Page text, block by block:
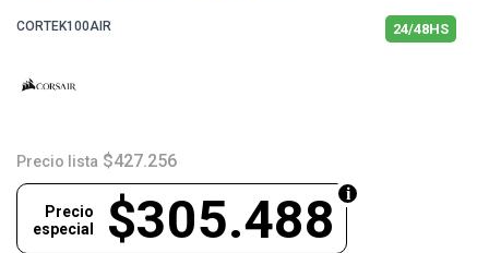
CORTEK100AIR 24/48HS
Precio lista $427.256
$305.488
Precio
especial